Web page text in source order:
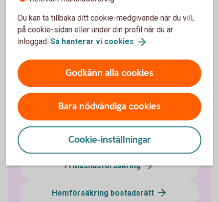
Direkt kontakt med våra specialister på försäkring.
Ring 033-16 65 00
Försäkringar
Husförsäkring
Fritidshusförsäkring
Hemförsäkring bostadsrätt
Du kan ta tillbaka ditt cookie-medgivande när du vill,
på cookie-sidan eller under din profil när du är
inloggad. Så hanterar vi cookies .
Godkänn alla cookies
Bara nödvändiga cookies
Cookie-inställningar